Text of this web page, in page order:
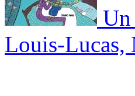
Un
Louis-Lucas,